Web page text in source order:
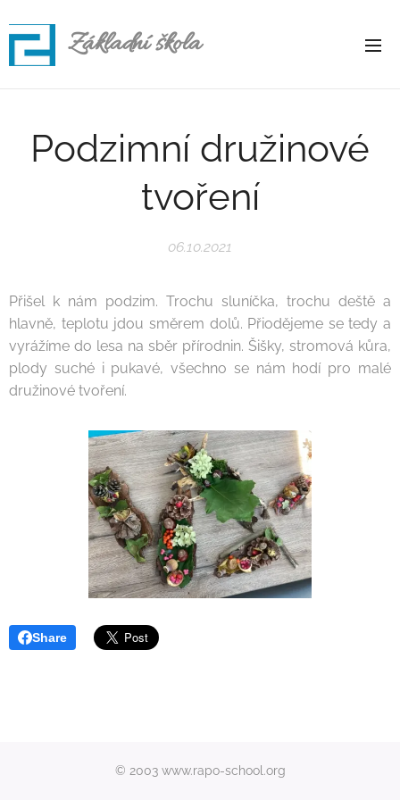
Základní škola
Podzimní družinové
tvoření
06.10.2021
Přišel k nám podzim. Trochu sluníčka, trochu deště a
hlavně, teplotu jdou směrem dolů. Přiodějeme se tedy a
vyrážíme do lesa na sběr přírodnin. Šišky, stromová kůra,
plody suché i pukavé, všechno se nám hodí pro malé
družinové tvoření.
Share
© 2003 www.rapo-school.org